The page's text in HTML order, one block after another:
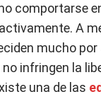
comportarse
A
mucho
no infringen la
una de las